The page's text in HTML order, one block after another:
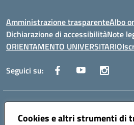
Cookies e altri strumenti di
Amministrazione trasparenteAlbo
Dichiarazione di accessibilitàNote
ORIENTAMENTO UNIVERSITARIO
Seguici su:
Indirizzo:
Centralino:0882 331218 Email: